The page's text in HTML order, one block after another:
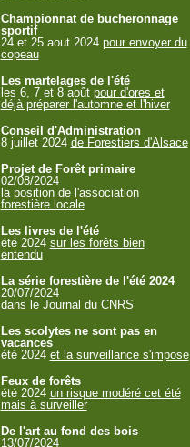
Championnat de bucheronnage
sportif
24 et 25 aout 2024 pour envoyer du
copeau
Les martelages de l'été
les 6, 7 et 8 août pour d'ores et
déjà préparer l'automne et l'hiver
Conseil d'Administration
8 juillet 2024 de Forestiers d'Alsace
Projet de Forêt primaire
02/08/2024
la position de l'association
forestière locale
Les livres de l'été
été 2024 sur les forêts bien
entendu
La série forestière de l'été 2024
20/07/2024
dans le Journal du CNRS
Les scolytes ne sont pas en
vacances
été 2024 et la surveillance s'impose
Feux de forêts
été 2024 un risque modéré cet été
mais à surveiller
De l'art au fond des bois
13/07/2024